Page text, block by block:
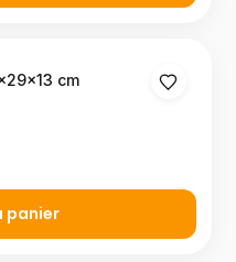
cm
panier